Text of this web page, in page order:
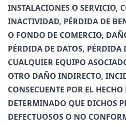
INSTALACIONES O SERVICIO,
INACTIVIDAD, PÉRDIDA DE
O FONDO DE COMERCIO,
PÉRDIDA DE DATOS,
CUALQUIER EQUIPO
OTRO DAÑO INDIRECTO,
CONSECUENTE POR EL HECHO
DETERMINADO QUE DICHOS
DEFECTUOSOS O NO